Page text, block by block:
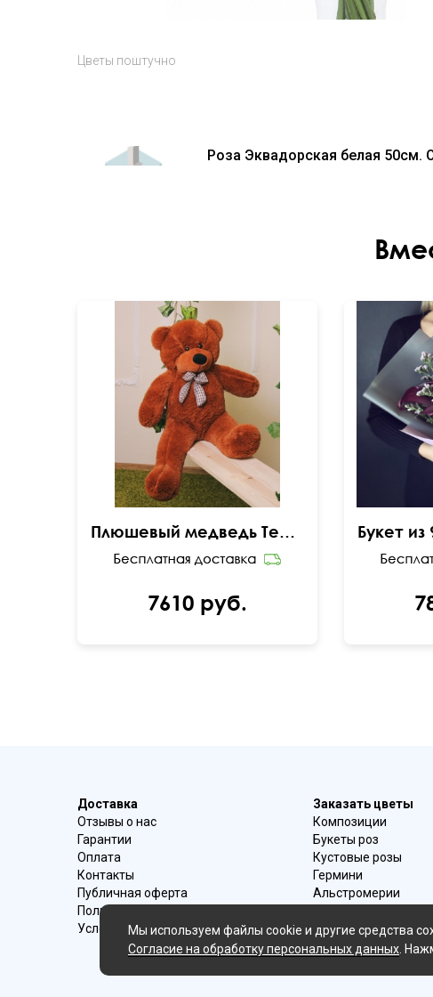
Цветы поштучно
Роза Эквадорская белая 50см.
Плюшевый медведь Тедди 120см
7610 руб.
Доставка
Отзывы о нас
Гарантии
Оплата
Контакты
Публичная оферта
Политика конфиденциальности
Условия возврата
Заказать цветы
Композиции
Букеты роз
Кустовые розы
Гермини
Альстромерии
Букеты с эустомой
Ромашки
Мы используем файлы cookie и другие средства
Согласие на обработку персональных данных .